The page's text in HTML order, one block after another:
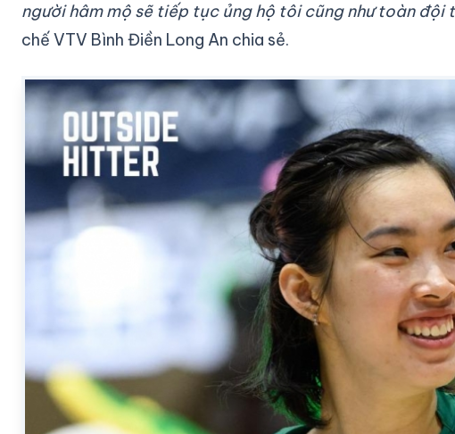
người hâm mộ sẽ tiếp tục ủng hộ tôi cũng như toàn đội
chế VTV Bình Điền Long An chia sẻ.